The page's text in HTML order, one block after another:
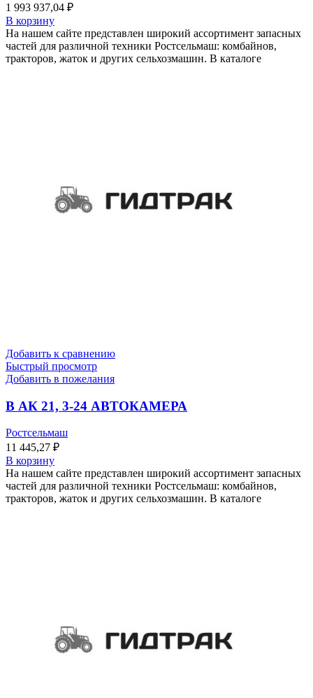
1 993 937,04 ₽
В корзину
На нашем сайте представлен широкий ассортимент запасных
частей для различной техники Ростсельмаш: комбайнов,
тракторов, жаток и других сельхозмашин. В каталоге
Добавить к сравнению
Быстрый просмотр
Добавить в пожелания
В АК 21, 3-24 АВТОКАМЕРА
Ростсельмаш
11 445,27 ₽
В корзину
На нашем сайте представлен широкий ассортимент запасных
частей для различной техники Ростсельмаш: комбайнов,
тракторов, жаток и других сельхозмашин. В каталоге